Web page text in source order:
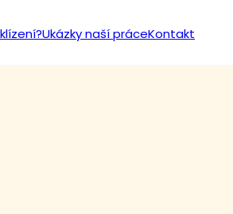
Ukázky naší práceKontakt